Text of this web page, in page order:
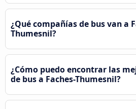
¿Qué compañías de bus van a
Thumesnil?
¿Cómo puedo encontrar las
de bus a Faches-Thumesnil?